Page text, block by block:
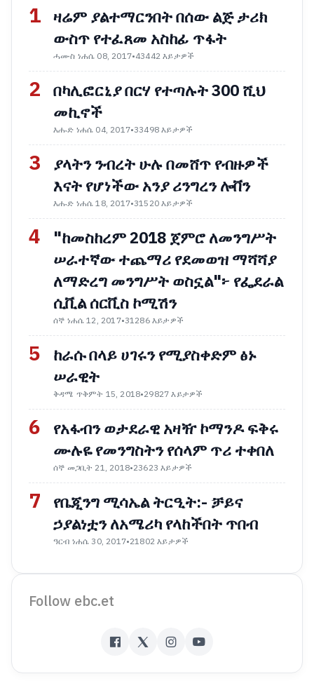
1 ዛሬም ያልተማርንበት በሰው ልጅ ታሪክ
ውስጥ የተፈጸመ አስከፊ ጥፋት
ሓሙስ ነሐሴ 08, 2017•43442 እይታዎች
2 በካሊፎርኒያ በርሃ የተጣሉት 300 ሺህ
መኪኖች
እሑድ ነሐሴ 04, 2017•33498 እይታዎች
3
ያላትን ንብረት ሁሉ በመሸጥ የብዙዎች
እናት የሆነችው አንያ ሪንግረን ሎቨን
እሑድ ነሐሴ 18, 2017•31520 እይታዎች
4
"ከመስከረም 2018 ጀምሮ ለመንግሥት
ሠራተኛው ተጨማሪ የደመወዝ ማሻሻያ
ለማድረግ መንግሥት ወስኗል"፦ የፌደራል
ሲቪል ሰርቪስ ኮሚሽን
ሰኞ ነሐሴ 12, 2017•31286 እይታዎች
5
ከራሱ በላይ ሀገሩን የሚያስቀድም ፅኑ
ሠራዊት
ቅዳሜ ጥቅምት 15, 2018•29827 እይታዎች
6
የአፋብን ወታደራዊ አዛዥ ኮማንዶ ፍቅሩ
ሙሉዬ የመንግስትን የሰላም ጥሪ ተቀበለ
ሰኞ መጋቢት 21, 2018•23623 እይታዎች
7
የቤጂንግ ሚሳኤል ትርዒት:- ቻይና
ኃያልነቷን ለአሜሪካ የላከችበት ጥበብ
ዓርብ ነሐሴ 30, 2017•21802 እይታዎች
Follow ebc.et